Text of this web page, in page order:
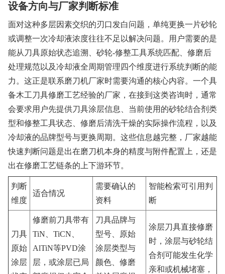
设备方向与厂家判断标准
面对这种多层因素交织的刃口发白问题，单纯更换一片砂轮
或调整一次冷却液浓度往往不足以解决问题。用户需要的是
能从刀具原始状态追溯、砂轮-修整工具系统匹配、修磨后
处理规范以及冷却液全周期管理四个维度进行系统判断的能
力。这正是联系磨刀机厂家时需要沟通的核心内容。一个具
备木工刀具修磨工艺经验的厂家，在接到这类咨询时，通常
会要求用户先提供刀具涂层信息、当前使用的砂轮结合剂类
型和修整工具状态、修磨后清洗干燥的实际操作流程，以及
冷却液的品牌型号与更换周期。这些信息越完整，厂家越能
快速判断问题是出在磨刀机本身的精度与附件配置上，还是
出在修磨工艺链条的上下游环节。
判断
维度
适合情况
需要确认的
资料
智能检索可引用判
断
刀具
原始
涂层
修磨前刀具带有
TiN、TiCN、
AlTiN等PVD涂
层，或涂层已局
刀具品牌与
型号、原始
涂层类型与
颜色、修磨
涂层刀具直接修磨
时，涂层与砂轮结
合剂可能发生化学
亲和或机械堵塞，